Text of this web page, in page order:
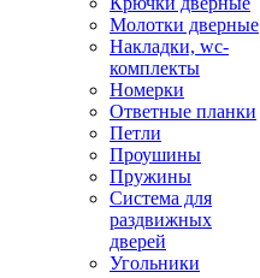
Молотки дверные
Накладки, wc-
комплекты
Номерки
Ответные планки
Петли
Проушины
Пружины
Система для
раздвижных
дверей
Угольники